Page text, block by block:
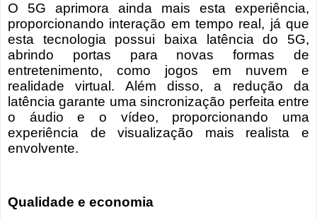
O 5G aprimora ainda mais esta experiência,
proporcionando interação em tempo real, já que
esta tecnologia possui baixa latência do 5G,
abrindo portas para novas formas de
entretenimento, como jogos em nuvem e
realidade virtual. Além disso, a redução da
latência garante uma sincronização perfeita entre
o áudio e o vídeo, proporcionando uma
experiência de visualização mais realista e
envolvente.
Qualidade e economia